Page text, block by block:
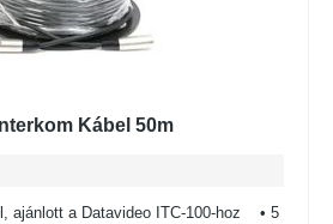
Kábel 50m
ajánlott a Datavideo ITC-100-hoz • 5